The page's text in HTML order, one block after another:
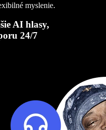
myslenie.
AI hlasy,
24/7